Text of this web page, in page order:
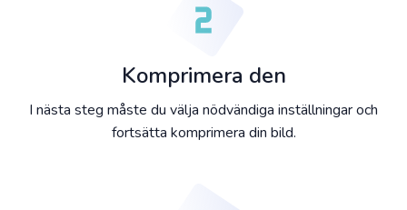
Komprimera den
I nästa steg måste du välja nödvändiga inställningar och
fortsätta komprimera din bild.